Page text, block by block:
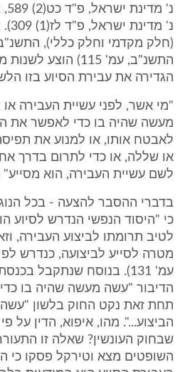
נ'
התשנ"ב, עמ' 115)
הגדירה את עבירת הסיוע בזו הלשון
"מי אשר, לפני עשיית העבירה
מעשה שהיה בו כדי לאפשר את
לאבטח אותו, או למנוע את
או שללה, או כדי לתרום בדרך
לשם עשיית העבירה, הוא
בדברי ההסבר להצעה - בכל
כי "היסוד הנפשי הנדרש לסיוע
לטיב תרומתו לביצוע העבירה,
מטרה לסייע לביצועה, כנדרש
עמ' 131). בנוסח שנתקבל
הדיבור "עשה מעשה שהיה בו
תחת זאת נקט החוק בלשון
הביצוע...". מהו, איפוא, הדין על
שבחוק העונשין? שאלה זו
השופטים מצא וטירקל פסקו כי